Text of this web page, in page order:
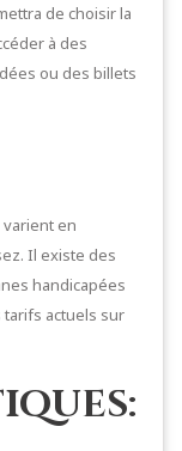
de choisir la
à des
ou des billets
varient en
Il existe des
handicapées
actuels sur